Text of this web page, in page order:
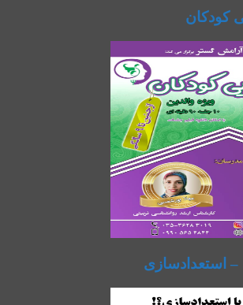
کودکان
– استعدادسازی